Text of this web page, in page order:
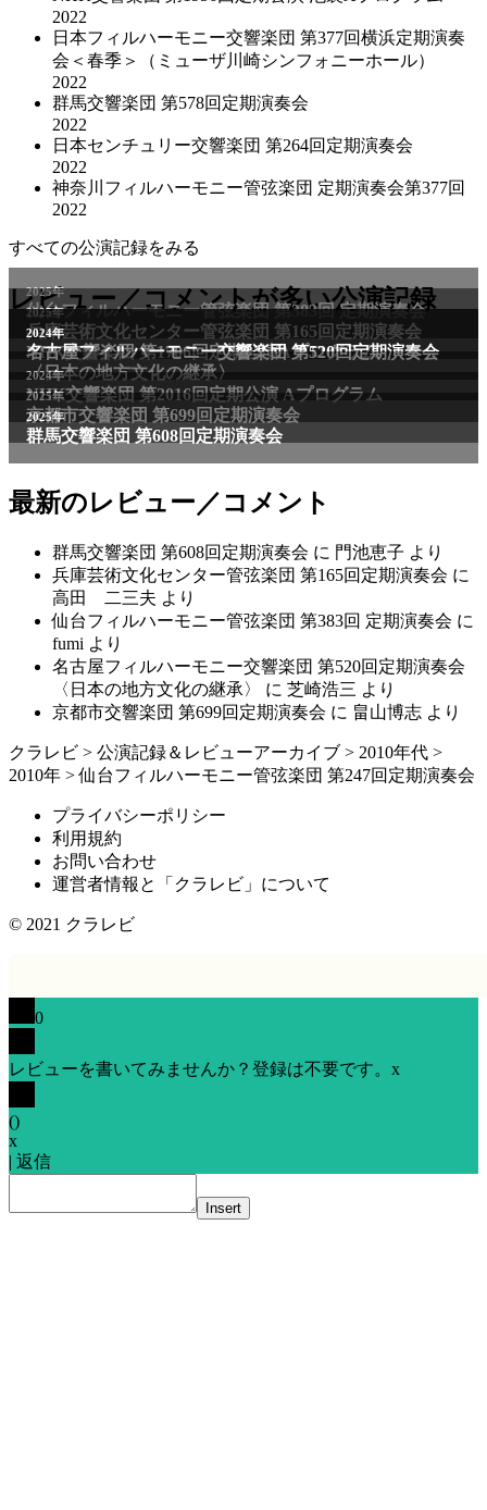
2022
日本フィルハーモニー交響楽団 第377回横浜定期演奏
会＜春季＞（ミューザ川崎シンフォニーホール）
2022
群馬交響楽団 第578回定期演奏会
2022
日本センチュリー交響楽団 第264回定期演奏会
2022
神奈川フィルハーモニー管弦楽団 定期演奏会第377回
2022
すべての公演記録をみる
レビュー／コメントが多い公演記録
最新のレビュー／コメント
群馬交響楽団 第608回定期演奏会 に 門池恵子 より
兵庫芸術文化センター管弦楽団 第165回定期演奏会 に
高田 二三夫 より
仙台フィルハーモニー管弦楽団 第383回 定期演奏会 に
fumi より
名古屋フィルハーモニー交響楽団 第520回定期演奏会
〈日本の地方文化の継承〉
に 芝崎浩三 より
京都市交響楽団 第699回定期演奏会 に 畠山博志 より
クラレビ > 公演記録＆レビューアーカイブ > 2010年代 >
2010年 >仙台フィルハーモニー管弦楽団 第247回定期演奏会
プライバシーポリシー
利用規約
お問い合わせ
運営者情報と「クラレビ」について
© 2021 クラレビ
0
レビューを書いてみませんか？登録は不要です。 x
()
x
| 返信
Insert